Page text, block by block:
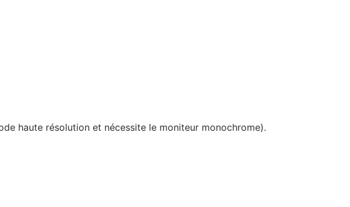
haute résolution et nécessite le moniteur monochrome).